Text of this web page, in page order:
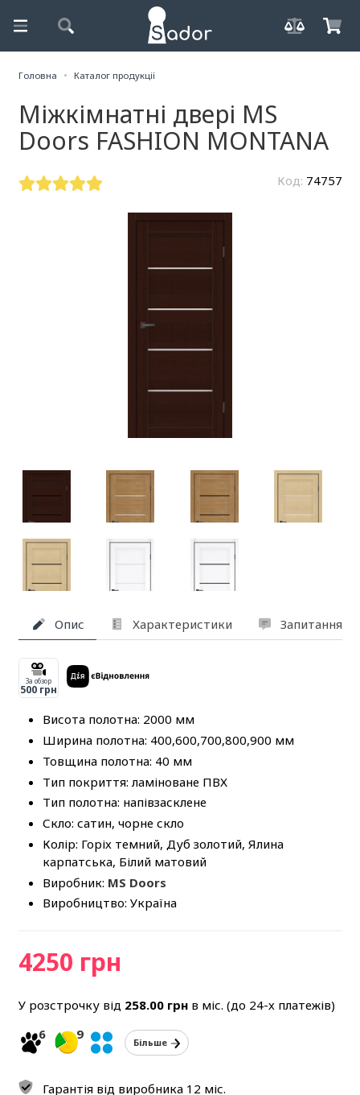
Головна Каталог продукції
Міжкімнатні двері MS
Doors FASHION MONTANA
Код: 74757
Опис Характеристики Запитання
За обзор
500 грн
Висота полотна: 2000 мм
Ширина полотна: 400,600,700,800,900 мм
Товщина полотна: 40 мм
Тип покриття: ламіноване ПВХ
Тип полотна: напівзасклене
Скло: сатин, чорне скло
Колір: Горіх темний, Дуб золотий, Ялина
карпатська, Білий матовий
Виробник: MS Doors
Виробництво: Україна
4250 грн
У розстрочку від 258.00грнв міс. (до 24-х платежів)
6
9
Більше
Гарантія від виробника 12 міс.